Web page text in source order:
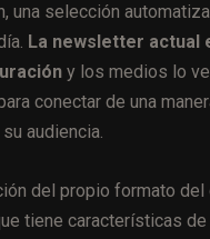
una selección
La newsletter actual
y los medios lo
conectar de una
audiencia.
del propio formato del
tiene características de